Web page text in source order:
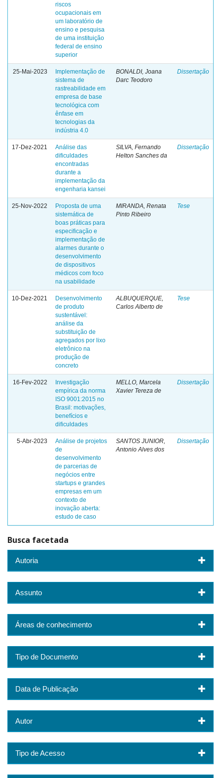
riscos
ocupacionais em
um laboratório de
ensino e pesquisa
de uma instituição
federal de ensino
superior
25-Mai-2023
Implementação de
sistema de
rastreabilidade em
empresa de base
tecnológica com
ênfase em
tecnologias da
indústria 4.0
BONALDI, Joana
Darc Teodoro
Dissertação
17-Dez-2021
Análise das
dificuldades
encontradas
durante a
implementação da
engenharia kansei
SILVA, Fernando
Helton Sanches da
Dissertação
25-Nov-2022
Proposta de uma
sistemática de
boas práticas para
especificação e
implementação de
alarmes durante o
desenvolvimento
de dispositivos
médicos com foco
na usabilidade
MIRANDA, Renata
Pinto Ribeiro
Tese
10-Dez-2021
Desenvolvimento
de produto
sustentável:
análise da
substituição de
agregados por lixo
eletrônico na
produção de
concreto
ALBUQUERQUE,
Carlos Alberto de
Tese
16-Fev-2022
Investigação
empírica da norma
ISO 9001:2015 no
Brasil: motivações,
benefícios e
dificuldades
MELLO, Marcela
Xavier Tereza de
Dissertação
5-Abr-2023
Análise de projetos
de
desenvolvimento
de parcerias de
negócios entre
startups e grandes
empresas em um
contexto de
inovação aberta:
estudo de caso
SANTOS JUNIOR,
Antonio Alves dos
Dissertação
Busca facetada
Autoria
Assunto
Áreas de conhecimento
Tipo de Documento
Data de Publicação
Autor
Tipo de Acesso